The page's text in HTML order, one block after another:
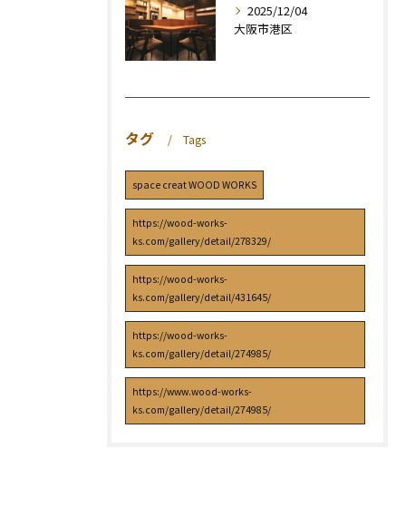
2025/12/04
大阪市港区
タグ Tags
space creat WOOD WORKS
https://wood-works-
ks.com/gallery/detail/278329/
https://wood-works-
ks.com/gallery/detail/431645/
https://wood-works-
ks.com/gallery/detail/274985/
https://www.wood-works-
ks.com/gallery/detail/274985/